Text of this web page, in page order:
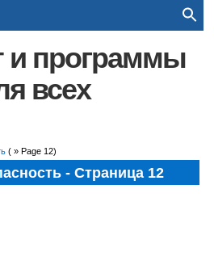
и программы
всех
( » Page 12)
- Страница 12